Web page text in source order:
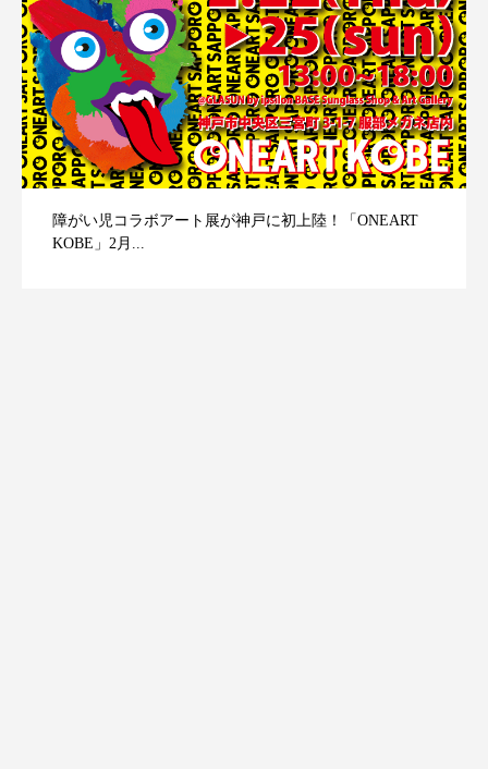
障がい児コラボアート展が神戸に初上陸！「ONEART
KOBE」2月...